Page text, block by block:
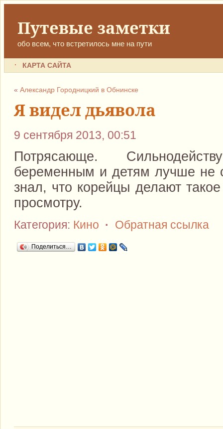
Путевые заметки
обо всем, что встретилось мне на пути
КАРТА САЙТА
«Александр Городницкий в Обнинске
Я видел дьявола
9 сентября 2013, 00:51
Потрясающе.
беременным и детям лучше не
знал, что корейцы делают
просмотру.
Категория: Кино · Обратная ссылка
Поделиться…